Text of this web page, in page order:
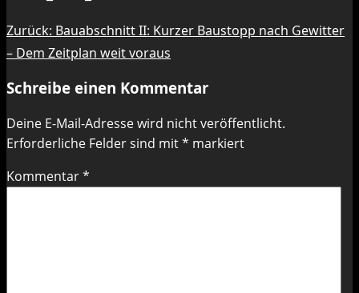
Beitragsnavigation
Zurück: Bauabschnitt II: Kurzer Baustopp nach Gewitter
– Dem Zeitplan weit voraus
Schreibe einen Kommentar
Deine E-Mail-Adresse wird nicht veröffentlicht.
Erforderliche Felder sind mit* markiert
Kommentar*